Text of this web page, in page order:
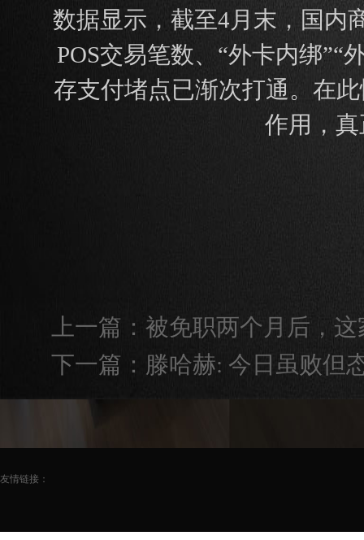
数据显示，截至4月末，国内
POS交易笔数、“外卡内绑
存支付堵点已渐次打通。在
作用，
上一篇： 被免职两个月后，
下一篇： 滕哈赫: 今日虽败但
友情链接：